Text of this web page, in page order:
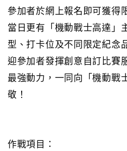
參加者於網上報名即可獲得
當日更有「機動戰士高達」
型、打卡位及不同限定紀念
迎參加者發揮創意自訂比賽
最強動力，一同向「機動戰
敬！
作戰項目：